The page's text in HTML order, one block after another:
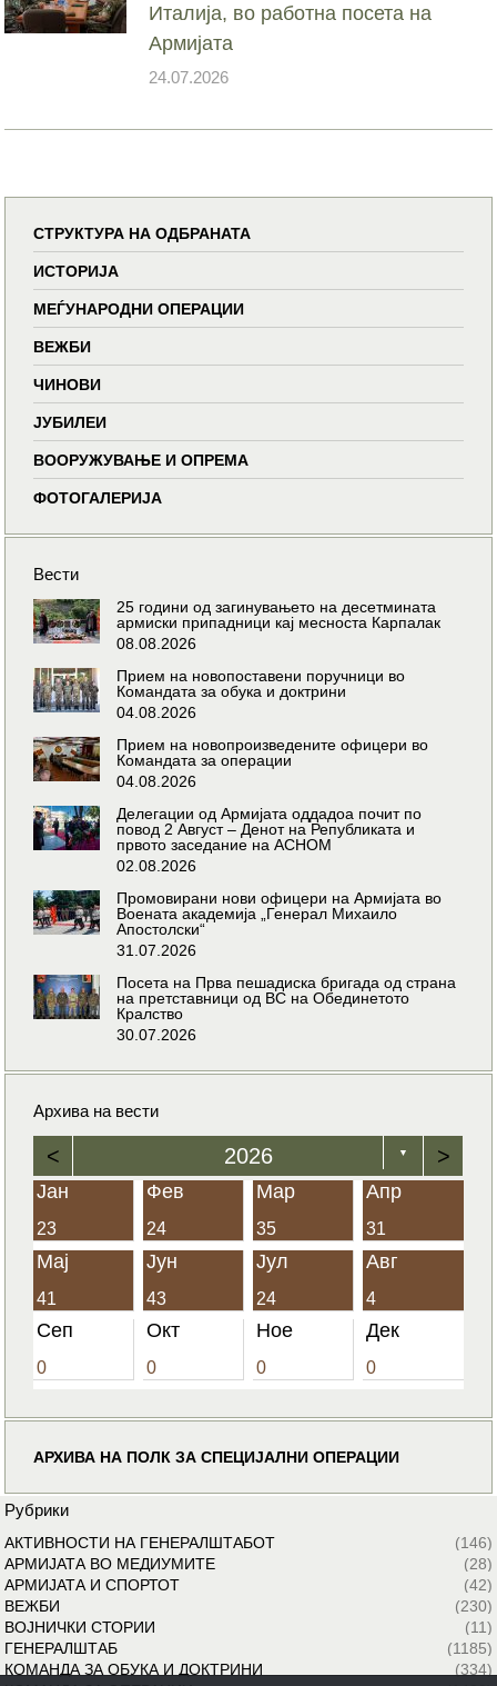
Италија, во работна посета на
Армијата
24.07.2026
СТРУКТУРА НА ОДБРАНАТА
ИСТОРИЈА
МЕЃУНАРОДНИ ОПЕРАЦИИ
ВЕЖБИ
ЧИНОВИ
ЈУБИЛЕИ
ВООРУЖУВАЊЕ И ОПРЕМА
ФОТОГАЛЕРИЈА
Вести
25 години од загинувањето на десетмината
армиски припадници кај месноста Карпалак
08.08.2026
Прием на новопоставени поручници во
Командата за обука и доктрини
04.08.2026
Прием на новопроизведените офицери во
Командата за операции
04.08.2026
Делегации од Армијата оддадоа почит по
повод 2 Август – Денот на Републиката и
првото заседание на АСНОМ
02.08.2026
Промовирани нови офицери на Армијата во
Воената академија „Генерал Михаило
Апостолски“
31.07.2026
Посета на Прва пешадиска бригада од страна
на претставници од ВС на Обединетото
Кралство
30.07.2026
Архива на вести
< 2026 ▼ >
Јан
23
Фев
24
Мар
35
Апр
31
Мај
41
Јун
43
Јул
24
Авг
4
Сеп
0
Окт
0
Ное
0
Дек
0
АРХИВА НА ПОЛК ЗА СПЕЦИЈАЛНИ ОПЕРАЦИИ
Рубрики
АКТИВНОСТИ НА ГЕНЕРАЛШТАБОТ
(146)
АРМИЈАТА ВО МЕДИУМИТЕ
(28)
АРМИЈАТА И СПОРТОТ
(42)
ВЕЖБИ
(230)
ВОЈНИЧКИ СТОРИИ
(11)
ГЕНЕРАЛШТАБ
(1185)
КОМАНДА ЗА ОБУКА И ДОКТРИНИ
(334)